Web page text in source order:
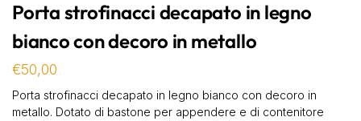
Porta strofinacci decapato in legno
bianco con decoro in metallo
€50,00
Porta strofinacci decapato in legno bianco con decoro in
metallo. Dotato di bastone per appendere e di contenitore